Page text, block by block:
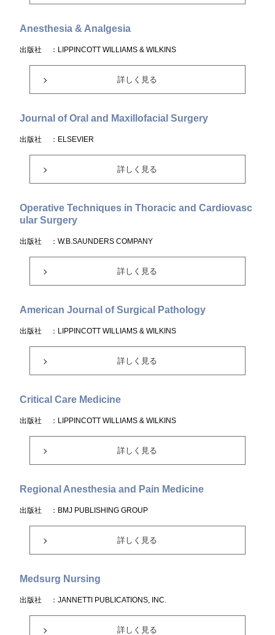
Anesthesia & Analgesia
出版社 ：LIPPINCOTT WILLIAMS & WILKINS
詳しく見る
Journal of Oral and Maxillofacial Surgery
出版社 ：ELSEVIER
詳しく見る
Operative Techniques in Thoracic and Cardiovasc
ular Surgery
出版社 ：W.B.SAUNDERS COMPANY
詳しく見る
American Journal of Surgical Pathology
出版社 ：LIPPINCOTT WILLIAMS & WILKINS
詳しく見る
Critical Care Medicine
出版社 ：LIPPINCOTT WILLIAMS & WILKINS
詳しく見る
Regional Anesthesia and Pain Medicine
出版社 ：BMJ PUBLISHING GROUP
詳しく見る
Medsurg Nursing
出版社 ：JANNETTI PUBLICATIONS, INC.
詳しく見る